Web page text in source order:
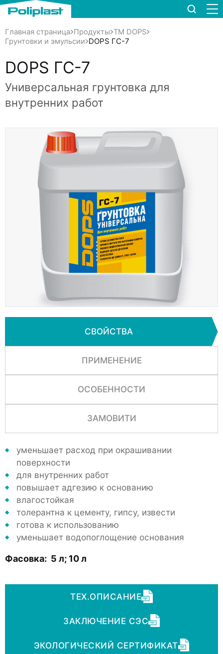
Главная страница Продукты TM DOPS
Грунтовки и эмульсии DOPS ГС-7
DOPS ГС-7
Универсальная грунтовка для
внутренних работ
СВОЙСТВА
ПРИМЕНЕНИЕ
ОСОБЕННОСТИ
ЗАМОВИТИ
уменьшает расход при окрашивании
поверхности
для внутренних работ
повышает адгезию к основанию
влагостойкая
толерантна к цементу, гипсу, извести
готова к использованию
уменьшает водопоглощение основания
Фасовка: 5 л; 10 л
ТЕХ.ОПИСАНИЕ
ЗАКЛЮЧЕНИЕ СЭС
ЭКОЛОГИЧЕСКИЙ СЕРТИФИКАТ